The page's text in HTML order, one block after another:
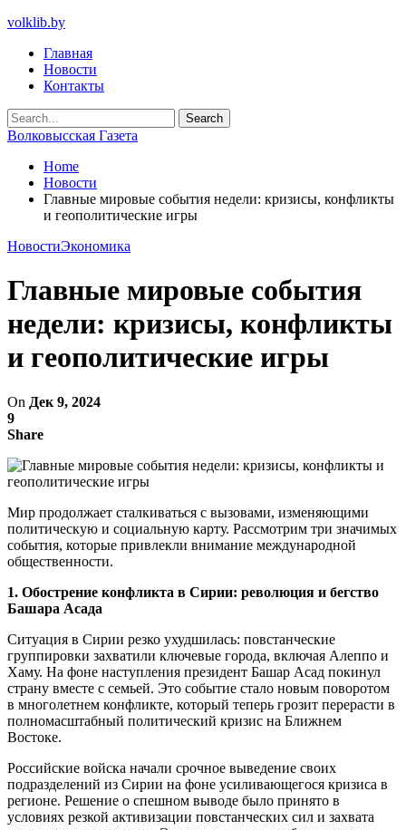
volklib.by
Главная
Новости
Контакты
Волковысская Газета
Home
Новости
Главные мировые события недели: кризисы, конфликты
и геополитические игры
НовостиЭкономика
Главные мировые события
недели: кризисы, конфликты
и геополитические игры
On Дек 9, 2024
9
Share
Мир продолжает сталкиваться с вызовами, изменяющими
политическую и социальную карту. Рассмотрим три значимых
события, которые привлекли внимание международной
общественности.
1. Обострение конфликта в Сирии: революция и бегство
Башара Асада
Ситуация в Сирии резко ухудшилась: повстанческие
группировки захватили ключевые города, включая Алеппо и
Хаму. На фоне наступления президент Башар Асад покинул
страну вместе с семьей. Это событие стало новым поворотом
в многолетнем конфликте, который теперь грозит перерасти в
полномасштабный политический кризис на Ближнем
Востоке.
Российские войска начали срочное выведение своих
подразделений из Сирии на фоне усиливающегося кризиса в
регионе. Решение о спешном выводе было принято в
условиях резкой активизации повстанческих сил и захвата